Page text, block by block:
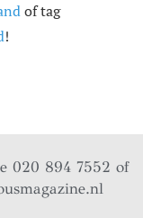
of tag
!
020 894 7552 of